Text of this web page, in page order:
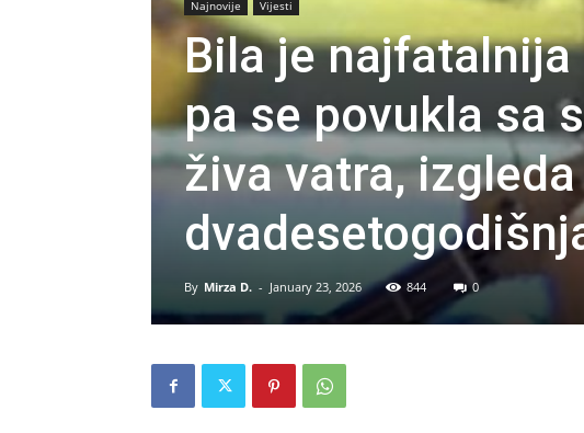
Najnovije Vijesti
Bila je
pa se povukla sa
živa vatra,
By Mirza D. - January 23, 2026 844 0